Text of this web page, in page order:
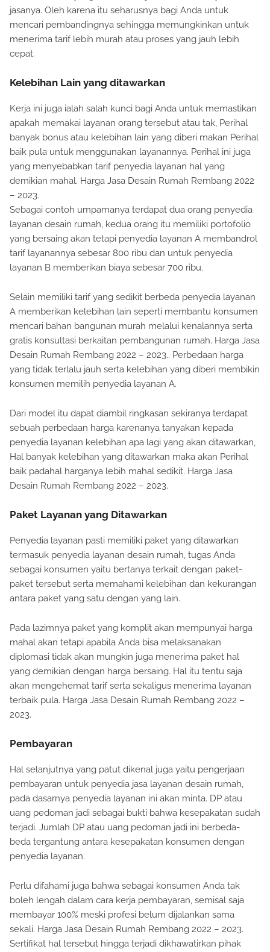
jasanya. Oleh karena itu seharusnya bagi Anda untuk
mencari pembandingnya sehingga memungkinkan untuk
menerima tarif lebih murah atau proses yang jauh lebih
cepat.
Kelebihan Lain yang ditawarkan
Kerja ini juga ialah salah kunci bagi Anda untuk memastikan
apakah memakai layanan orang tersebut atau tak, Perihal
banyak bonus atau kelebihan lain yang diberi makan Perihal
baik pula untuk menggunakan layanannya. Perihal ini juga
yang menyebabkan tarif penyedia layanan hal yang
demikian mahal. Harga Jasa Desain Rumah Rembang 2022
– 2023.
Sebagai contoh umpamanya terdapat dua orang penyedia
layanan desain rumah, kedua orang itu memiliki portofolio
yang bersaing akan tetapi penyedia layanan A membandrol
tarif layanannya sebesar 800 ribu dan untuk penyedia
layanan B memberikan biaya sebesar 700 ribu.
Selain memiliki tarif yang sedikit berbeda penyedia layanan
A memberikan kelebihan lain seperti membantu konsumen
mencari bahan bangunan murah melalui kenalannya serta
gratis konsultasi berkaitan pembangunan rumah. Harga Jasa
Desain Rumah Rembang 2022 – 2023.. Perbedaan harga
yang tidak terlalu jauh serta kelebihan yang diberi membikin
konsumen memilih penyedia layanan A.
Dari model itu dapat diambil ringkasan sekiranya terdapat
sebuah perbedaan harga karenanya tanyakan kepada
penyedia layanan kelebihan apa lagi yang akan ditawarkan,
Hal banyak kelebihan yang ditawarkan maka akan Perihal
baik padahal harganya lebih mahal sedikit. Harga Jasa
Desain Rumah Rembang 2022 – 2023.
Paket Layanan yang Ditawarkan
Penyedia layanan pasti memiliki paket yang ditawarkan
termasuk penyedia layanan desain rumah, tugas Anda
sebagai konsumen yaitu bertanya terkait dengan paket-
paket tersebut serta memahami kelebihan dan kekurangan
antara paket yang satu dengan yang lain.
Pada lazimnya paket yang komplit akan mempunyai harga
mahal akan tetapi apabila Anda bisa melaksanakan
diplomasi tidak akan mungkin juga menerima paket hal
yang demikian dengan harga bersaing. Hal itu tentu saja
akan mengehemat tarif serta sekaligus menerima layanan
terbaik pula. Harga Jasa Desain Rumah Rembang 2022 –
2023.
Pembayaran
Hal selanjutnya yang patut dikenal juga yaitu pengerjaan
pembayaran untuk penyedia jasa layanan desain rumah,
pada dasarnya penyedia layanan ini akan minta. DP atau
uang pedoman jadi sebagai bukti bahwa kesepakatan sudah
terjadi. Jumlah DP atau uang pedoman jadi ini berbeda-
beda tergantung antara kesepakatan konsumen dengan
penyedia layanan.
Perlu difahami juga bahwa sebagai konsumen Anda tak
boleh lengah dalam cara kerja pembayaran, semisal saja
membayar 100% meski profesi belum dijalankan sama
sekali. Harga Jasa Desain Rumah Rembang 2022 – 2023.
Sertifikat hal tersebut hingga terjadi dikhawatirkan pihak